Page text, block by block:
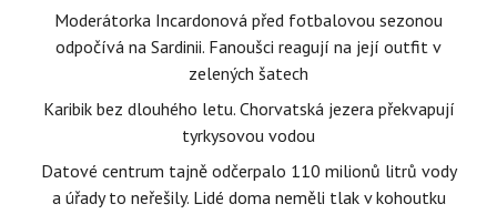
Moderátorka Incardonová před fotbalovou sezonou
odpočívá na Sardinii. Fanoušci reagují na její outfit v
zelených šatech
Karibik bez dlouhého letu. Chorvatská jezera překvapují
tyrkysovou vodou
Datové centrum tajně odčerpalo 110 milionů litrů vody
a úřady to neřešily. Lidé doma neměli tlak v kohoutku